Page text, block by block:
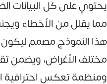
يحتوي على كل البيانات
مما يقلل من الأخطاء
هذا النموذج مصمم ليكون
مختلف الأغراض، ويضمن
ومنظمة تعكس احترافية